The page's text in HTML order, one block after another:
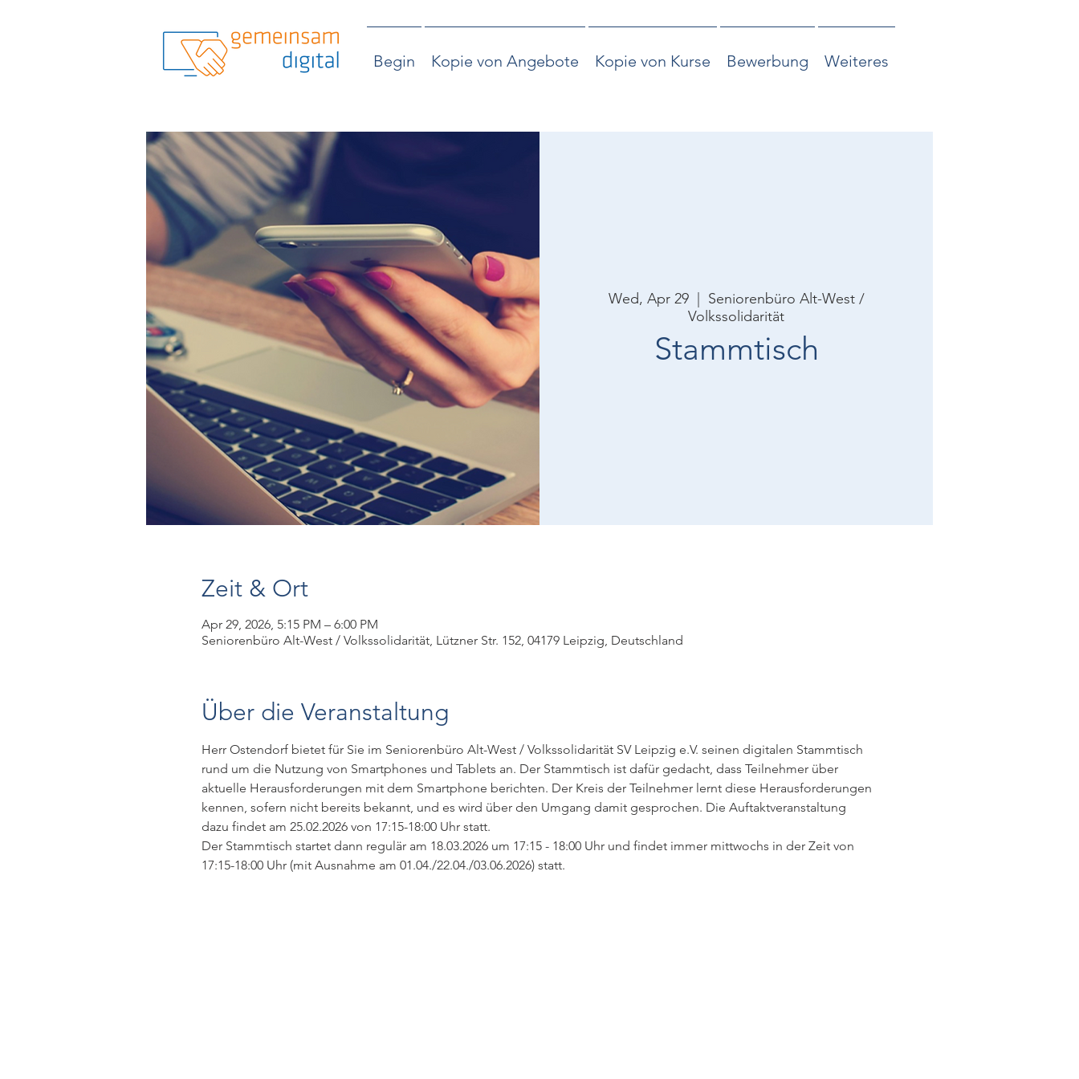
Begin Kopie von Angebote Kopie von Kurse Bewerbung Weiteres
Wed, Apr 29
  |
Seniorenbüro Alt-West /
Volkssolidarität
Stammtisch
Zeit & Ort
Apr 29, 2026, 5:15 PM – 6:00 PM
Seniorenbüro Alt-West / Volkssolidarität, Lützner Str. 152, 04179 Leipzig, Deutschland
Über die Veranstaltung
Herr Ostendorf bietet für Sie im Seniorenbüro Alt-West / Volkssolidarität SV Leipzig e.V. seinen digitalen Stammtisch
rund um die Nutzung von Smartphones und Tablets an. Der Stammtisch ist dafür gedacht, dass Teilnehmer über
aktuelle Herausforderungen mit dem Smartphone berichten. Der Kreis der Teilnehmer lernt diese Herausforderungen
kennen, sofern nicht bereits bekannt, und es wird über den Umgang damit gesprochen. Die Auftaktveranstaltung
dazu findet am 25.02.2026 von 17:15-18:00 Uhr statt.
Der Stammtisch startet dann regulär am 18.03.2026 um 17:15 - 18:00 Uhr und findet immer mittwochs in der Zeit von
17:15-18:00 Uhr (mit Ausnahme am 01.04./22.04./03.06.2026) statt.